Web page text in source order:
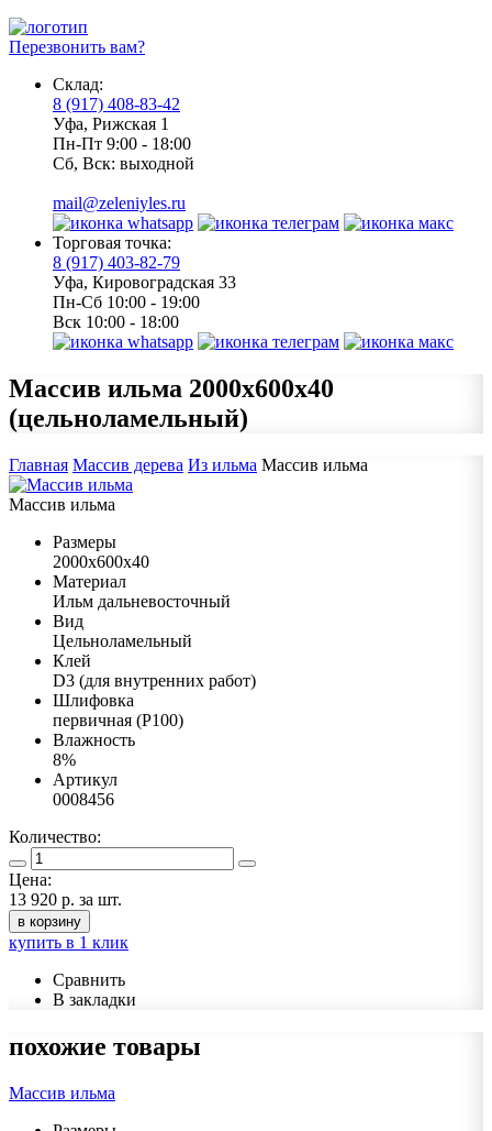
Перезвонить вам?
Склад:
8 (917) 408-83-42
Уфа, Рижская 1
Пн-Пт 9:00 - 18:00
Сб, Вск: выходной
mail@zeleniyles.ru
Торговая точка:
8 (917) 403-82-79
Уфа, Кировоградская 33
Пн-Сб 10:00 - 19:00
Вск 10:00 - 18:00
Массив ильма 2000х600х40
(цельноламельный)
Главная Массив дерева Из ильма Массив ильма
Массив ильма
Размеры
2000х600х40
Материал
Ильм дальневосточный
Вид
Цельноламельный
Клей
D3 (для внутренних работ)
Шлифовка
первичная (Р100)
Влажность
8%
Артикул
0008456
Количество:
Цена:
13 920 р. за шт.
в корзину
купить в 1 клик
Сравнить
В закладки
похожие товары
Массив ильма